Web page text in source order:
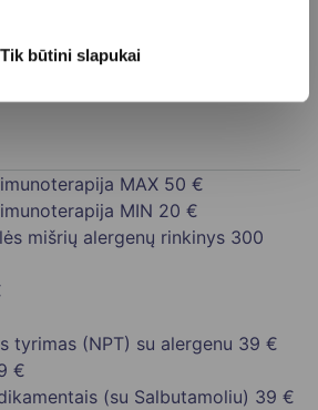
Tik būtini slapukai
MAX 50 €
MIN 20 €
mišrių alergenų rinkinys 300
tyrimas (NPT) su alergenu 39 €
€
(su Salbutamoliu) 39 €